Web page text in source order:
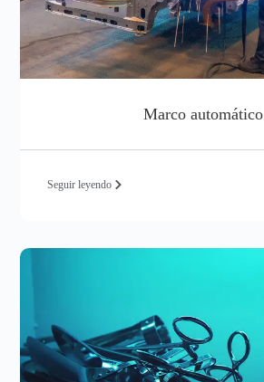
Marco automático
Seguir leyendo